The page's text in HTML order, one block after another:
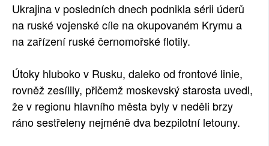
Ukrajina v posledních dnech podnikla sérii úderů
na ruské vojenské cíle na okupovaném Krymu a
na zařízení ruské černomořské flotily.
Útoky hluboko v Rusku, daleko od frontové linie,
rovněž zesílily, přičemž moskevský starosta uvedl,
že v regionu hlavního města byly v neděli brzy
ráno sestřeleny nejméně dva bezpilotní letouny.